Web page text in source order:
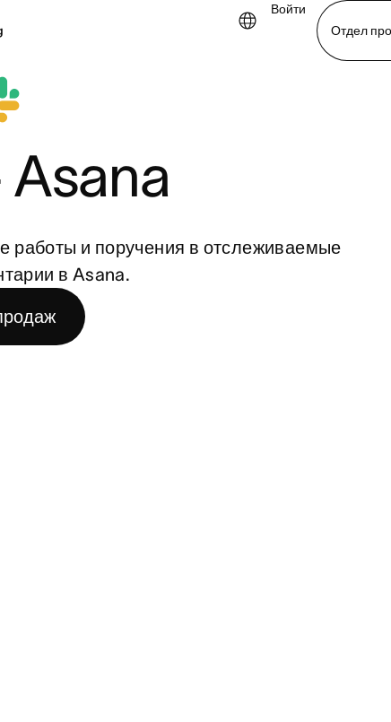
Войти
Отдел
Asana
работы и поручения в отслеживаемые
в Asana.